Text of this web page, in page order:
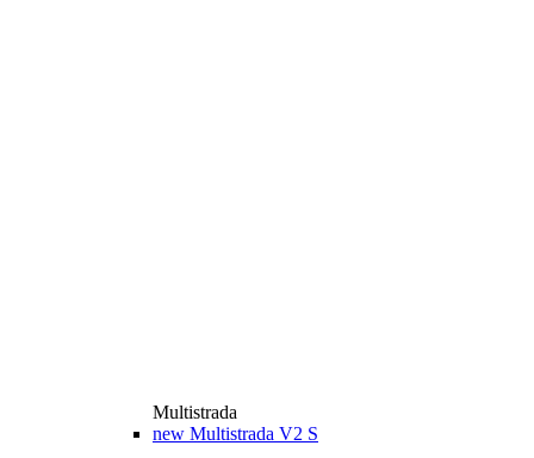
Multistrada
new Multistrada V2 S